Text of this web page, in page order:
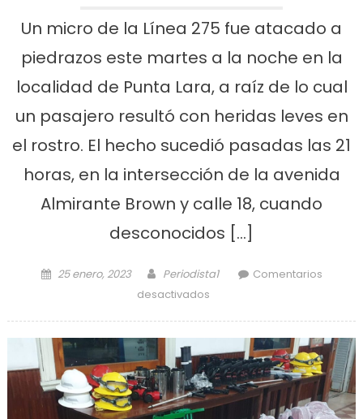
Un micro de la Línea 275 fue atacado a
piedrazos este martes a la noche en la
localidad de Punta Lara, a raíz de lo cual
un pasajero resultó con heridas leves en
el rostro. El hecho sucedió pasadas las 21
horas, en la intersección de la avenida
Almirante Brown y calle 18, cuando
desconocidos […]
Posted on
25 enero, 2023 Author
Periodista1
Comentarios
desactivados